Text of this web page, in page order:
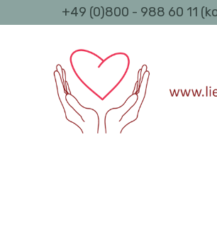
+49 (0)800 - 988 60 11